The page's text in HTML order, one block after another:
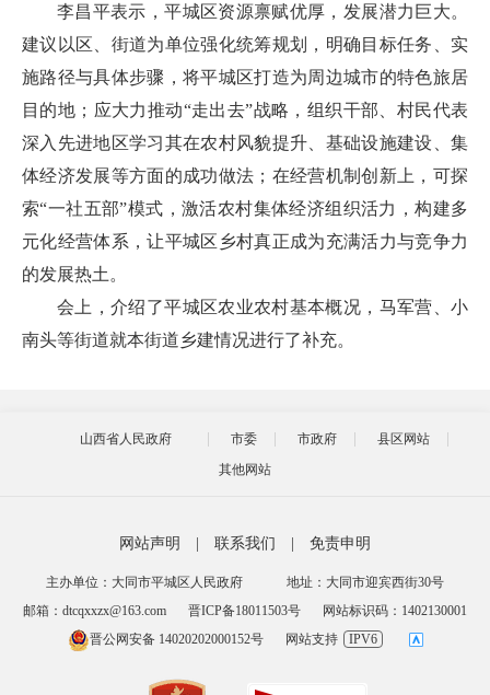
李昌平表示，平城区资源禀赋优厚，发展潜力巨大。
建议以区、街道为单位强化统筹规划，明确目标任务、实
施路径与具体步骤，将平城区打造为周边城市的特色旅居
目的地；应大力推动“走出去”战略，组织干部、村民代表
深入先进地区学习其在农村风貌提升、基础设施建设、集
体经济发展等方面的成功做法；在经营机制创新上，可探
索“一社五部”模式，激活农村集体经济组织活力，构建多
元化经营体系，让平城区乡村真正成为充满活力与竞争力
的发展热土。
会上，介绍了平城区农业农村基本概况，马军营、小
南头等街道就本街道乡建情况进行了补充。
山西省人民政府 市委 市政府
县区网站
其他网站
网站声明 | 联系我们 | 免责申明
主办单位：大同市平城区人民政府
地址：大同市迎宾西街30号
邮箱：dtcqxxzx@163.com
晋ICP备18011503号
网站标识码：1402130001
晋公网安备 14020202000152号
网站支持 IPV6